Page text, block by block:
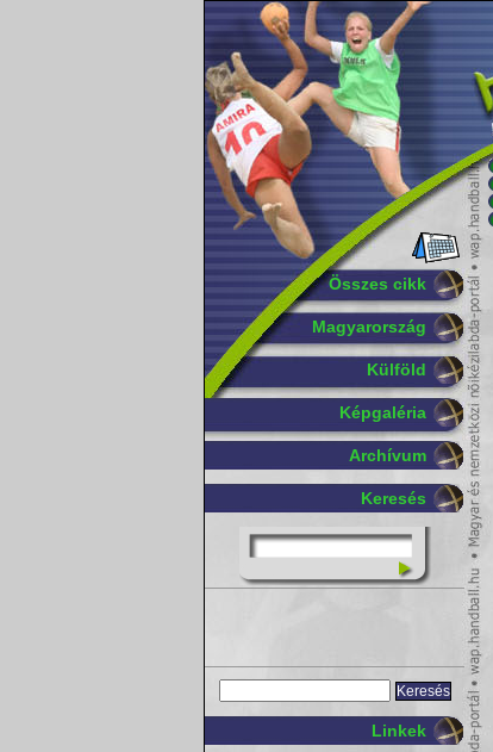
Összes cikk
Magyarország
Külföld
Képgaléria
Archívum
Keresés
Linkek